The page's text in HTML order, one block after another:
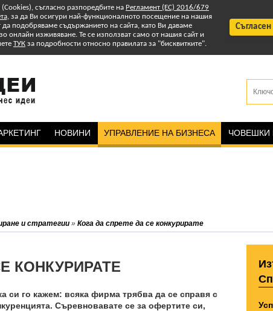
съгласно разпоредбите на Регламент (ЕС) 2016/679
, за да Ви осигури най-функционалното посещение на нашия
да подобряваме съдържанието на сайта, като Ви даваме
онлайн изживяване. Те се използват само от нашия сайт и
ТУК за подробности относно правилата за "бисквитките".
НОВИНИ УПРАВЛЕНИЕ НА БИЗНЕСА ЧОВЕШКИ
и стратегии » Кога да спрете да се конкурирате
КОНКУРИРАТЕ
си го кажем: всяка фирма трябва да се справя с
Съревновавате се за офертите си,